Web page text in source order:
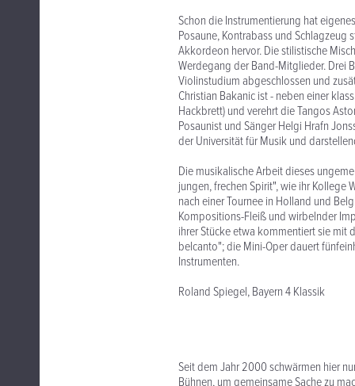
Schon die Instrumentierung hat
Posaune, Kontrabass und
Akkordeon hervor. Die stilistische
Werdegang der Band-Mitglieder. Drei
Violinstudium abgeschlossen und
Christian Bakanic ist - neben einer
Hackbrett) und verehrt die Tangos
Posaunist und Sänger Helgi Hrafn
der Universität für Musik und
Die musikalische Arbeit dieses
jungen, frechen Spirit", wie ihr
nach einer Tournee in Holland und
Kompositions-Fleiß und wirbelnder
ihrer Stücke etwa kommentiert sie mit
belcanto"; die Mini-Oper dauert
Instrumenten.
Roland Spiegel, Bayern 4 Klassik
Seit dem Jahr 2000 schwärmen hier
Bühnen, um gemeinsame Sache zu